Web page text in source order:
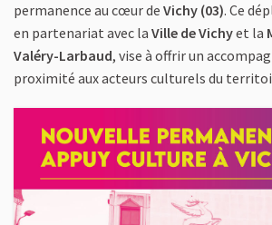
permanence au cœur de Vichy (03). Ce
en partenariat avec la Ville de Vichyet la
Valéry-Larbaud, vise à offrir un
proximité aux acteurs culturels du